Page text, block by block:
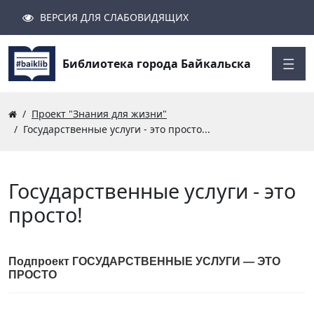
Государственные услуги - это
просто!
Подпроект ГОСУДАРСТВЕННЫЕ УСЛУГИ — ЭТО
ПРОСТО
Поиск
Найти
ВЕРСИЯ ДЛЯ СЛАБОВИДЯЩИХ
Библиотека города Байкальска
Проект "Знания для жизни"
Государственные услуги - это просто...